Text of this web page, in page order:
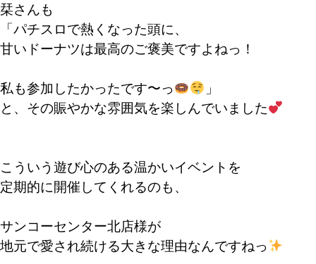
栞さんも
「パチスロで熱くなった頭に、
甘いドーナツは最高のご褒美ですよねっ！
私も参加したかったです〜っ
」
と、その賑やかな雰囲気を楽しんでいました
こういう遊び心のある温かいイベントを
定期的に開催してくれるのも、
サンコーセンター北店様が
地元で愛され続ける大きな理由なんですねっ